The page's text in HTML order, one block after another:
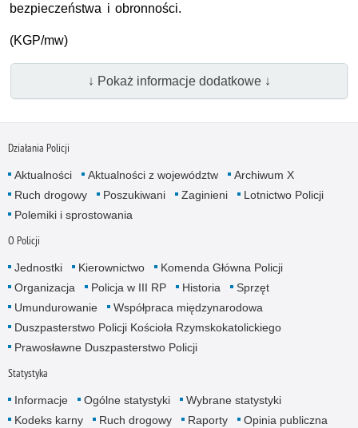
bezpieczeństwa i obronności.
(KGP/mw)
↓ Pokaż informacje dodatkowe ↓
Działania Policji
Aktualności Aktualności z województw
Archiwum X
Ruch drogowy
Poszukiwani Zaginieni
Lotnictwo Policji
Polemiki i sprostowania
O Policji
Jednostki Kierownictwo
Komenda Główna Policji
Organizacja
Policja w III RP Historia
Sprzęt
Umundurowanie
Współpraca międzynarodowa
Duszpasterstwo Policji Kościoła Rzymskokatolickiego
Prawosławne Duszpasterstwo Policji
Statystyka
Informacje Ogólne statystyki
Wybrane statystyki
Kodeks karny
Ruch drogowy Raporty Opinia publiczna